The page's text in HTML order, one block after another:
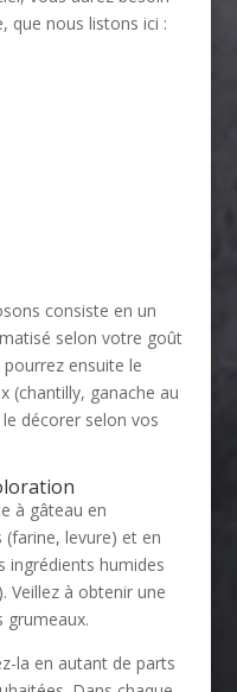
que nous listons ici :
consiste en un
selon votre goût
ensuite le
(chantilly, ganache au
décorer selon vos
à gâteau en
levure) et en
ingrédients humides
Veillez à obtenir une
grumeaux.
la en autant de parts